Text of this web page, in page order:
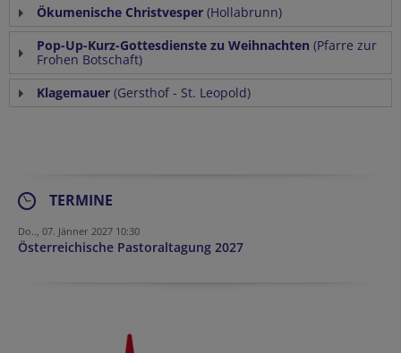
Ökumenische Christvesper (Hollabrunn)
Pop-Up-Kurz-Gottesdienste zu Weihnachten (Pfarre zur
Frohen Botschaft)
Klagemauer (Gersthof - St. Leopold)
TERMINE
Do.., 07. Jänner 2027 10:30
Österreichische Pastoraltagung 2027